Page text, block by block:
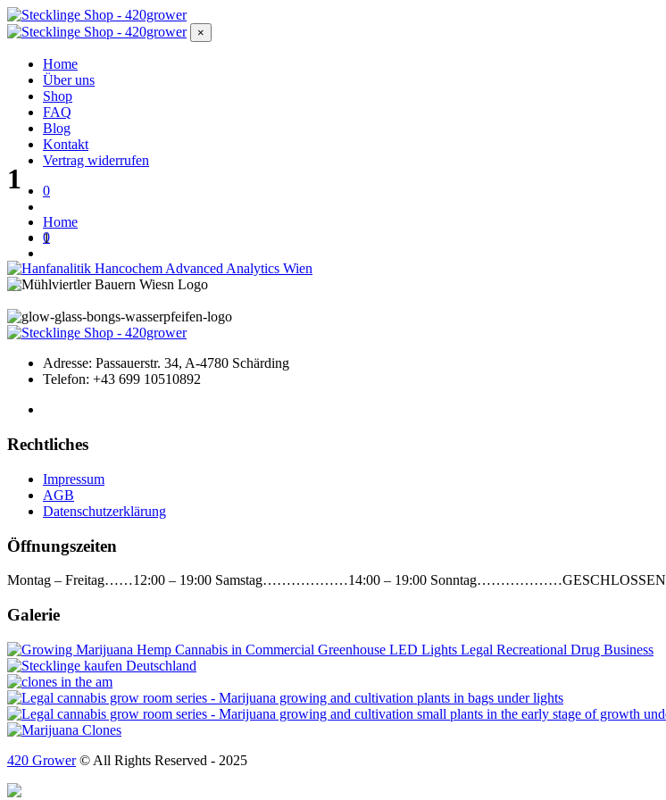
×
Home
Über uns
Shop
FAQ
Blog
Kontakt
Vertrag widerrufen
0
0
1
Home
1
Adresse: Passauerstr. 34, A-4780 Schärding
Telefon: +43 699 10510892
Rechtliches
Impressum
AGB
Datenschutzerklärung
Öffnungszeiten
Montag – Freitag……12:00 – 19:00 Samstag………………14:00 – 19:00 Sonntag………………GESCHLOSSEN
Galerie
420 Grower© All Rights Reserved - 2025